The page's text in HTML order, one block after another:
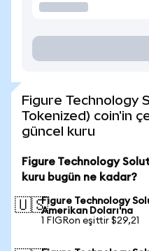
Figure Technology
Tokenized) coin'in
güncel kuru
Figure Technology
kuru bugün ne kadar?
🇺🇸Figure Technology
Amerikan Doları'na
1 FIGRon eşittir $29,21